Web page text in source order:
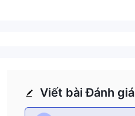
Viết bài Đánh giá